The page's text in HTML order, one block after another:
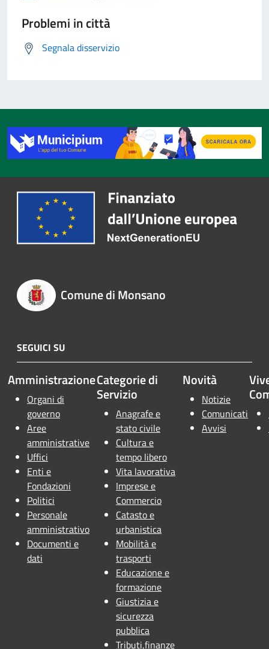
Problemi in città
Segnala disservizio
Comune di Monsano
SEGUICI SU
Amministrazione
Organi di
governo
Aree
amministrative
Uffici
Enti e
Fondazioni
Politici
Personale
amministrativo
Documenti e
dati
Categorie di
Servizio
Anagrafe e
stato civile
Cultura e
tempo libero
Vita lavorativa
Imprese e
Commercio
Catasto e
urbanistica
Mobilità e
trasporti
Educazione e
formazione
Giustizia e
sicurezza
pubblica
Tributi,finanze
Novità
Notizie
Comunicati
Avvisi